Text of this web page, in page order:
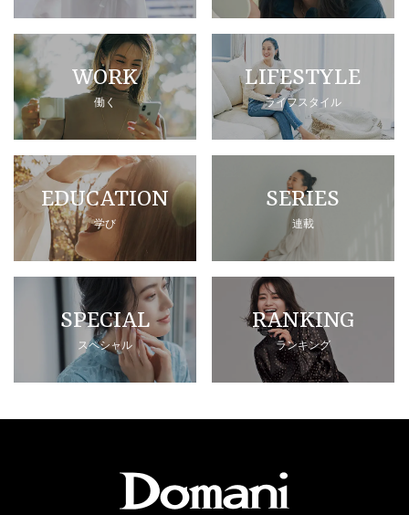
WORK
働く
LIFESTYLE
ライフスタイル
EDUCATION
学び
SERIES
連載
SPECIAL
スペシャル
RANKING
ランキング